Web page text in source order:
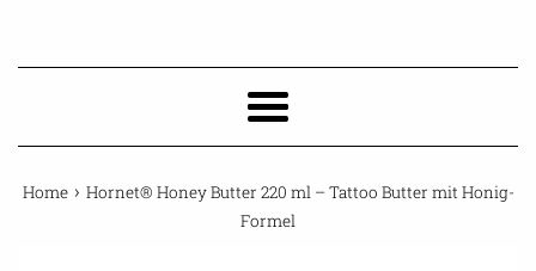
Menu
Home › Hornet® Honey Butter 220 ml – Tattoo Butter mit Honig-
Formel